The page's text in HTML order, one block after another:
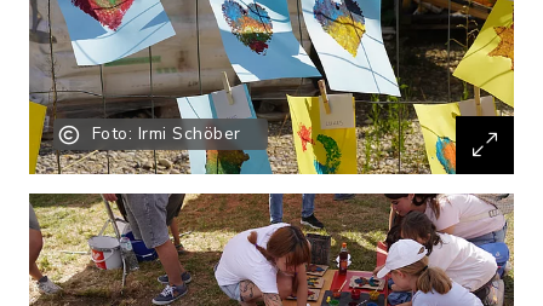
Foto: Irmi Schöber